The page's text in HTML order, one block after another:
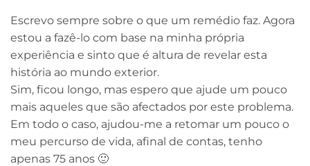
Escrevo sempre sobre o que um remédio faz. Agora
estou a fazê-lo com base na minha própria
experiência e sinto que é altura de revelar esta
história ao mundo exterior.
Sim, ficou longo, mas espero que ajude um pouco
mais aqueles que são afectados por este problema.
Em todo o caso, ajudou-me a retomar um pouco o
meu percurso de vida, afinal de contas, tenho
apenas 75 anos 🙂